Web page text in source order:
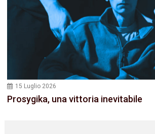
15 Luglio 2026
Prosygika, una vittoria inevitabile